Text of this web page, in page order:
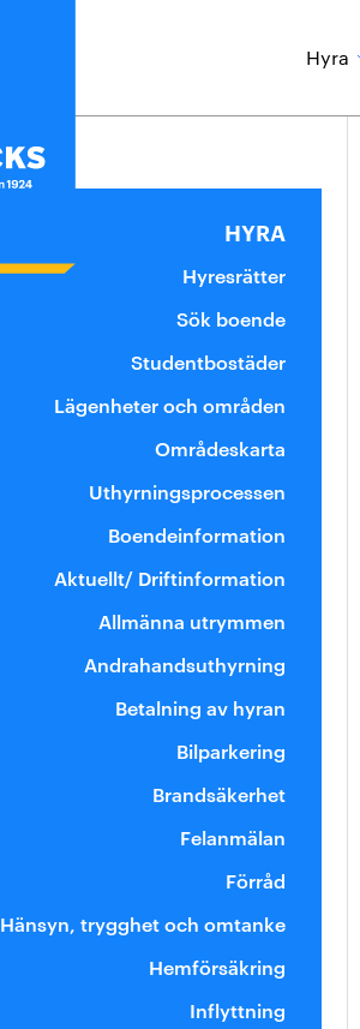
Hyra
HYRA
Hyresrätter
Sök boende
Studentbostäder
Lägenheter och områden
Områdeskarta
Uthyrningsprocessen
Boendeinformation
Aktuellt/ Driftinformation
Allmänna utrymmen
Andrahandsuthyrning
Betalning av hyran
Bilparkering
Brandsäkerhet
Felanmälan
Förråd
Hänsyn, trygghet och omtanke
Hemförsäkring
Inflyttning